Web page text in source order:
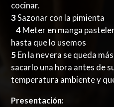
cocinar.
3 Sazonar con la pimienta
4 Meter en manga
hasta que lo usemos
5 En la nevera se queda
sacarlo una hora antes de
temperatura ambiente y
Presentación: